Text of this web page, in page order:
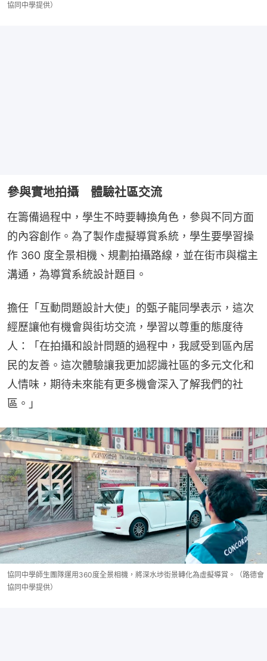
協同中學提供）
參與實地拍攝 體驗社區交流
在籌備過程中，學生不時要轉換角色，參與不同方面
的內容創作。為了製作虛擬導賞系統，學生要學習操
作 360 度全景相機、規劃拍攝路線，並在街市與檔主
溝通，為導賞系統設計題目。
擔任「互動問題設計大使」的甄子龍同學表示，這次
經歷讓他有機會與街坊交流，學習以尊重的態度待
人：「在拍攝和設計問題的過程中，我感受到區內居
民的友善。這次體驗讓我更加認識社區的多元文化和
人情味，期待未來能有更多機會深入了解我們的社
區。」
協同中學師生團隊運用360度全景相機，將深水埗街景轉化為虛擬導賞。（路德會
協同中學提供）